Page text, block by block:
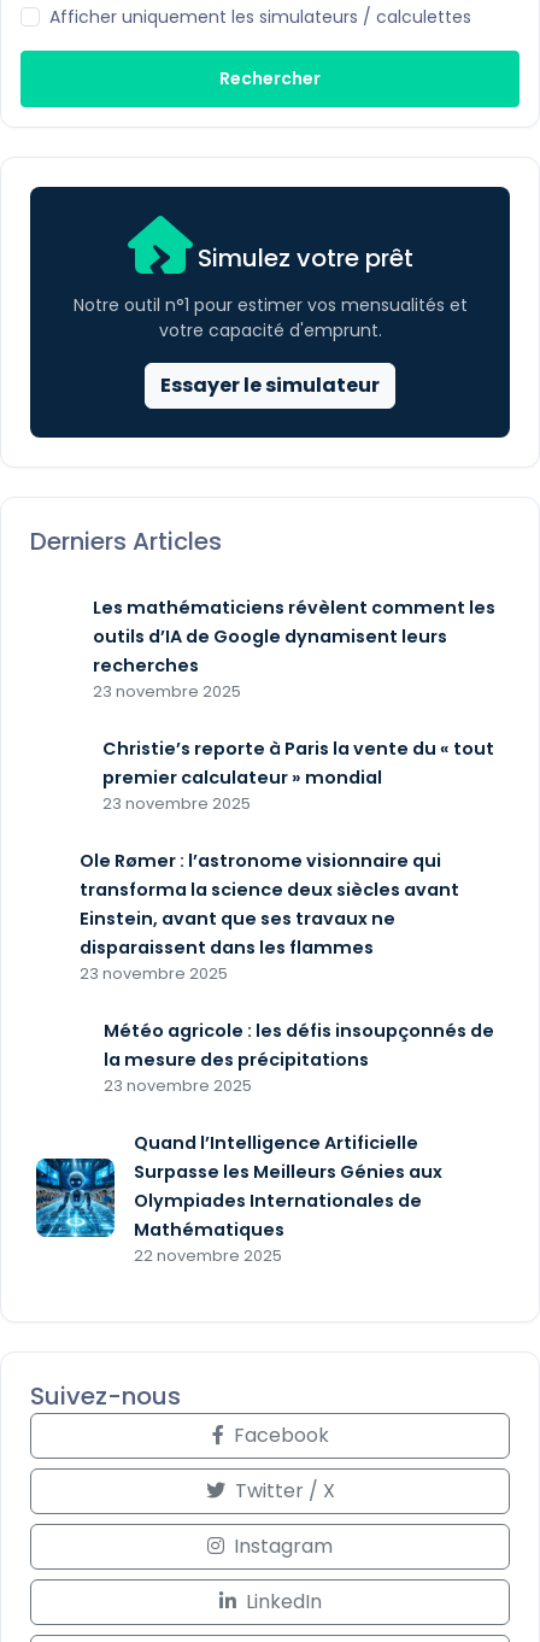
Afficher uniquement les simulateurs / calculettes
Rechercher
Simulez votre prêt
Notre outil n°1 pour estimer vos mensualités et
votre capacité d'emprunt.
Essayer le simulateur
Derniers Articles
Les mathématiciens révèlent comment les
outils d’IA de Google dynamisent leurs
recherches
23 novembre 2025
Christie’s reporte à Paris la vente du « tout
premier calculateur » mondial
23 novembre 2025
Ole Rømer : l’astronome visionnaire qui
transforma la science deux siècles avant
Einstein, avant que ses travaux ne
disparaissent dans les flammes
23 novembre 2025
Météo agricole : les défis insoupçonnés de
la mesure des précipitations
23 novembre 2025
Quand l’Intelligence Artificielle
Surpasse les Meilleurs Génies aux
Olympiades Internationales de
Mathématiques
22 novembre 2025
Suivez-nous
Facebook
Twitter / X
Instagram
LinkedIn